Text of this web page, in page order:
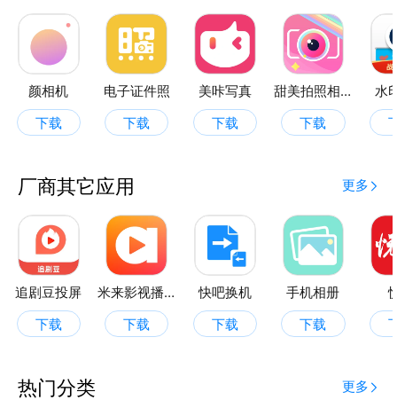
颜相机
下载
电子证件照
下载
美咔写真
下载
甜美拍照相机
下载
水
厂商其它应用 更多
追剧豆投屏
下载
米来影视播放器
下载
快吧换机
下载
手机相册
下载
热门分类 更多